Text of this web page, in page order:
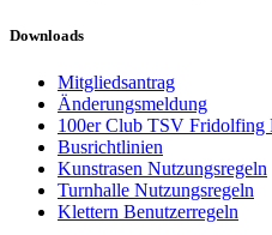
Downloads
Mitgliedsantrag
Änderungsmeldung
100er Club TSV Fridolfing
Busrichtlinien
Kunstrasen Nutzungsregeln
Turnhalle Nutzungsregeln
Klettern Benutzerregeln